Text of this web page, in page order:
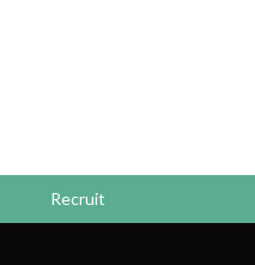
Recruit